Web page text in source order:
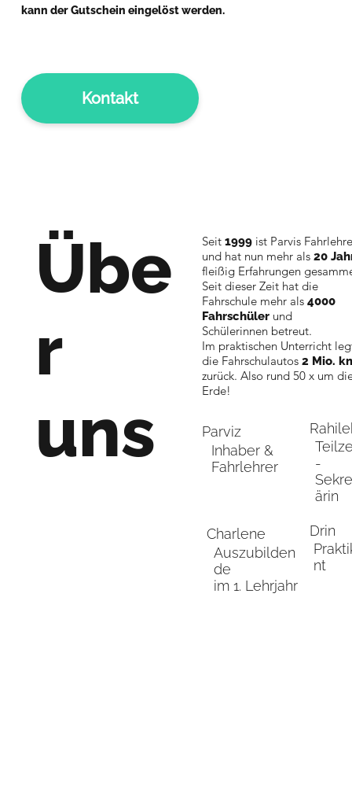
kann der Gutschein eingelöst werden.
Kontakt
Übe
r
uns
Seit1999 ist Parvis
und hat nun mehr als20
fleißig Erfahrungen
Seit dieser Zeit hat die
Fahrschule mehr als4000
Fahrschüler und
Schülerinnen betreut.
Im praktischen Unterricht
die Fahrschulautos2 Mio.
zurück. Also rund 50 x um
Erde!
Parviz
Inhaber &
Fahrlehrer
-
ärin
Charlene
Auszubilden
de
im 1. Lehrjahr
Drin
nt